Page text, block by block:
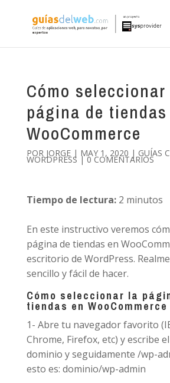
Cómo
página de tiendas
WooCommerce
POR JORGE| MAY 1, 2020 | GUÍAS
WORDPRESS |0 COMENTARIOS
Tiempo de lectura: 2 minutos
En este instructivo veremos
página de tiendas en
escritorio de WordPress.
sencillo y fácil de hacer.
Cómo seleccionar la
tiendas en WooCommerce
1- Abre tu navegador favorito
Chrome, Firefox, etc) y escribe
dominio y seguidamente /wp-
esto es: dominio/wp-admin